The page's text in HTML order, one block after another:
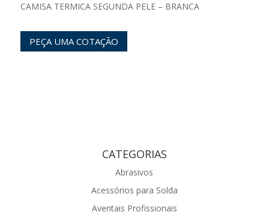
CAMISA TERMICA SEGUNDA PELE – BRANCA
PEÇA UMA COTAÇÃO
CATEGORIAS
Abrasivos
Acessórios para Solda
Aventais Profissionais